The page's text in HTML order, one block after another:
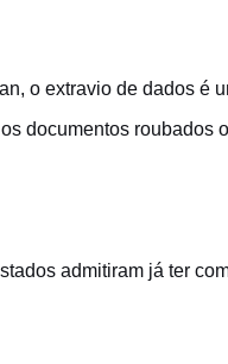
o extravio de dados é
documentos roubados
admitiram já ter